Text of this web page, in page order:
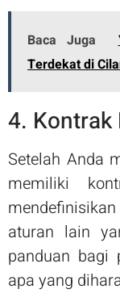
Baca Juga
Terdekat di
4. Kontrak
Setelah Anda
memiliki
aturan lain
panduan bagi
apa yang